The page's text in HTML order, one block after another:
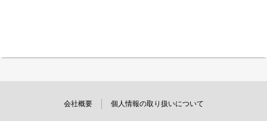
会社概要 個人情報の取り扱いについて